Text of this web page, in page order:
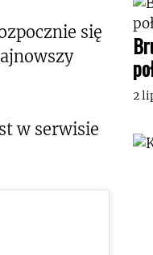
się
w serwisie
2